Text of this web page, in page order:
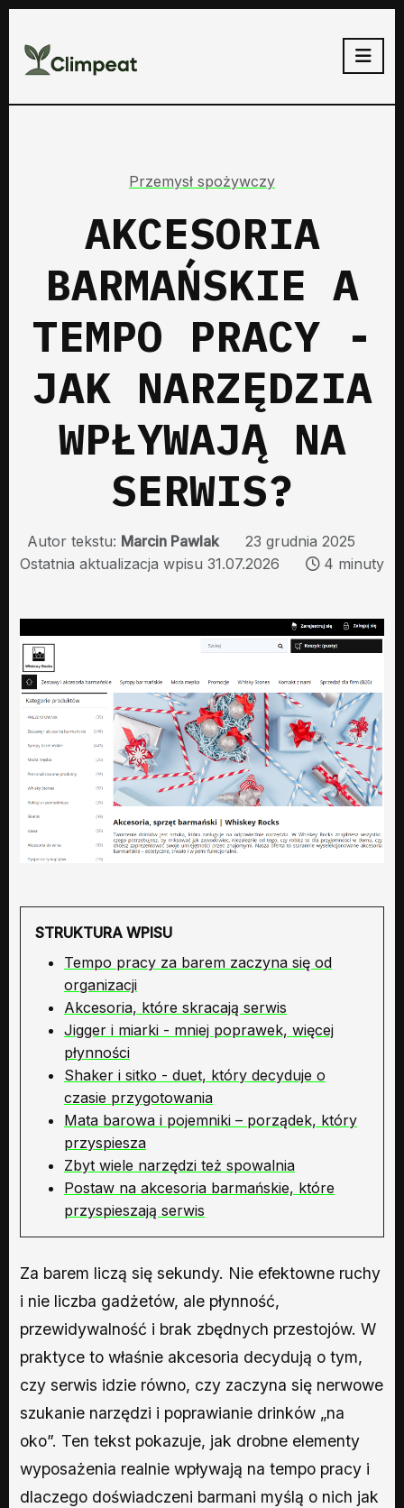
Przemysł spożywczy
AKCESORIA
BARMAŃSKIE A
TEMPO PRACY -
JAK NARZĘDZIA
WPŁYWAJĄ NA
SERWIS?
Autor tekstu: Marcin Pawlak
23 grudnia 2025
Ostatnia aktualizacja wpisu 31.07.2026
4 minuty
STRUKTURA WPISU
Tempo pracy za barem zaczyna się od
organizacji
Akcesoria, które skracają serwis
Jigger i miarki - mniej poprawek, więcej
płynności
Shaker i sitko - duet, który decyduje o
czasie przygotowania
Mata barowa i pojemniki – porządek, który
przyspiesza
Zbyt wiele narzędzi też spowalnia
Postaw na akcesoria barmańskie, które
przyspieszają serwis
Za barem liczą się sekundy. Nie efektowne ruchy
i nie liczba gadżetów, ale płynność,
przewidywalność i brak zbędnych przestojów. W
praktyce to właśnie akcesoria decydują o tym,
czy serwis idzie równo, czy zaczyna się nerwowe
szukanie narzędzi i poprawianie drinków „na
oko”. Ten tekst pokazuje, jak drobne elementy
wyposażenia realnie wpływają na tempo pracy i
dlaczego doświadczeni barmani myślą o nich jak